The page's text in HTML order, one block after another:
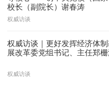
校长（副院长）谢春涛
权威访谈
权威访谈｜更好发挥经济体
展改革委党组书记、主任郑
权威访谈